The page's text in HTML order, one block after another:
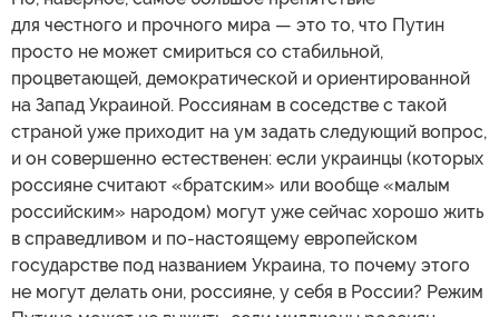
для честного и прочного мира — это то, что Путин
просто не может смириться со стабильной,
процветающей, демократической и ориентированной
на Запад Украиной. Россиянам в соседстве с такой
страной уже приходит на ум задать следующий вопрос,
и он совершенно естественен: если украинцы (которых
россияне считают «братским» или вообще «малым
российским» народом) могут уже сейчас хорошо жить
в справедливом и по-настоящему европейском
государстве под названием Украина, то почему этого
не могут делать они, россияне, у себя в России? Режим